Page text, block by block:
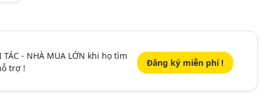
- NHÀ MUA LỚN khi họ tìm
trợ !
Đăng ký miễn phí !